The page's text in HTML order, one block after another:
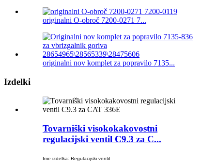
originalni O-obroč 7200-0271 7...
originalni nov komplet za popravilo 7135...
Izdelki
Tovarniški visokokakovostni
regulacijski ventil C9.3 za C...
Ime izdelka: Regulacijski ventil